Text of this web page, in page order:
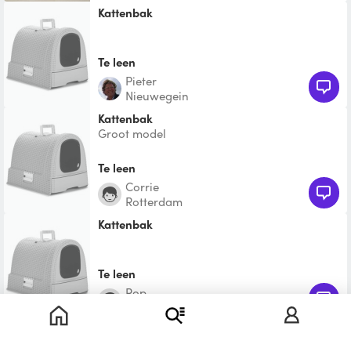
Kattenbak
Te leen
Pieter
Nieuwegein
Kattenbak
Groot model
Te leen
Corrie
Rotterdam
Kattenbak
Te leen
rop